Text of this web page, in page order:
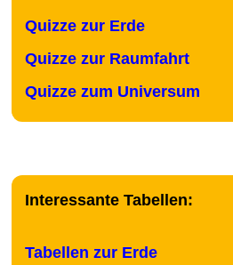
Quizze zur Erde
Quizze zur Raumfahrt
Quizze zum Universum
Interessante Tabellen:
Tabellen zur Erde